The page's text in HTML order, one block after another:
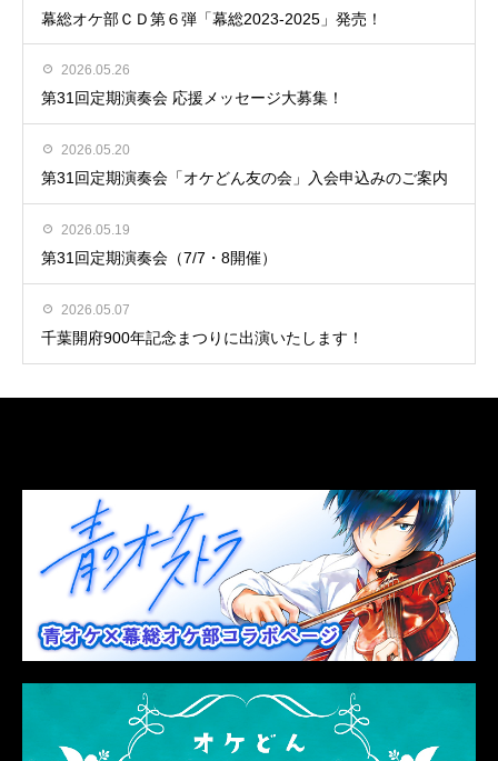
幕総オケ部ＣＤ第６弾「幕総2023-2025」発売！
2026.05.26
第31回定期演奏会 応援メッセージ大募集！
2026.05.20
第31回定期演奏会「オケどん友の会」入会申込みのご案内
2026.05.19
第31回定期演奏会（7/7・8開催）
2026.05.07
千葉開府900年記念まつりに出演いたします！